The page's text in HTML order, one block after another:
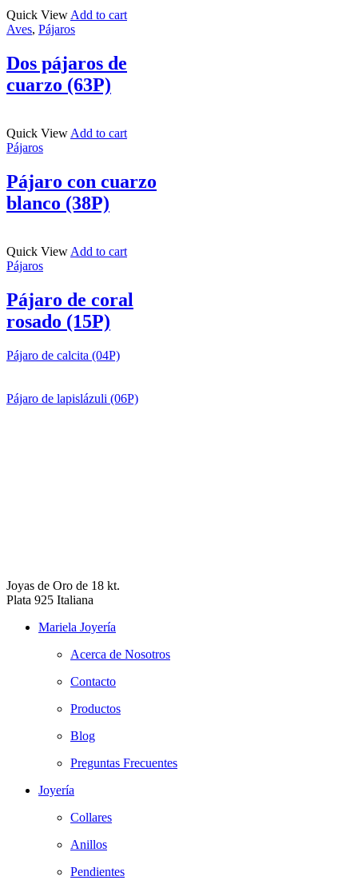
Quick View Add to cart
Aves, Pájaros
Dos pájaros de
cuarzo (63P)
Quick View Add to cart
Pájaros
Pájaro con cuarzo
blanco (38P)
Quick View Add to cart
Pájaros
Pájaro de coral
rosado (15P)
Pájaro de calcita (04P)
Pájaro de lapislázuli (06P)
Joyas de Oro de 18 kt.
Plata 925 Italiana
Mariela Joyería
Acerca de Nosotros
Contacto
Productos
Blog
Preguntas Frecuentes
Joyería
Collares
Anillos
Pendientes